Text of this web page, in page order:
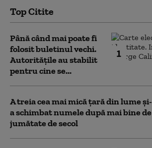
Top Citite
1
Până când mai poate fi
folosit buletinul vechi.
Autoritățile au stabilit
pentru cine se...
A treia cea mai mică țară din lume și-
a schimbat numele după mai bine de
jumătate de secol